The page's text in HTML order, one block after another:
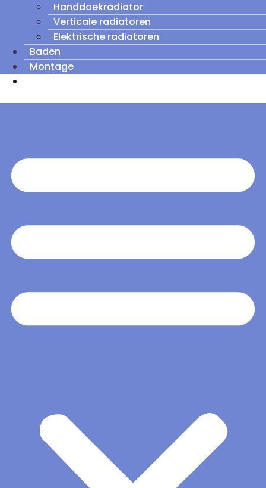
Handdoekradiator
Verticale radiatoren
Elektrische radiatoren
Baden
Montage